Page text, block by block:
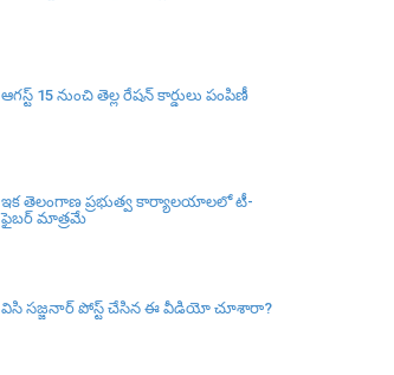
ఆగస్ట్ 15 నుంచి తెల్ల రేషన్ కార్డులు పంపిణీ
ఇక తెలంగాణ ప్రభుత్వ కార్యాలయాలలో టీ-
ఫైబర్ మాత్రమే
విసి సజ్జనార్‌ పోస్ట్ చేసిన ఈ వీడియో చూశారా?